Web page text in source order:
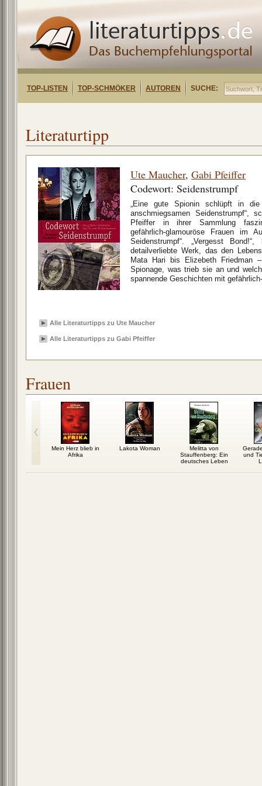
TOP-LISTEN TOP-SCHMÖKER AUTOREN SUCHE:
Literaturtipp
Ute Maucher, Gabi Pfeiffer
Codewort: Seidenstrumpf
„Eine gute Spionin schlüpft in
anschmiegsamen Seidenstrumpf“,
Pfeiffer in ihrer Sammlung
gefährlich-glamouröse Frauen im
Seidenstrumpf“. „Vergesst
detailverliebte Werk, das den
Mata Hari bis Elizebeth Friedman
Spionage, was trieb sie an und
spannende Geschichten mit
Alle Literaturtipps zu Ute Maucher
Alle Literaturtipps zu Gabi Pfeiffer
Frauen
Mein Herz blieb in
Afrika
Lakota Woman
Melitta von
Stauffenberg: Ein
deutsches Leben
und